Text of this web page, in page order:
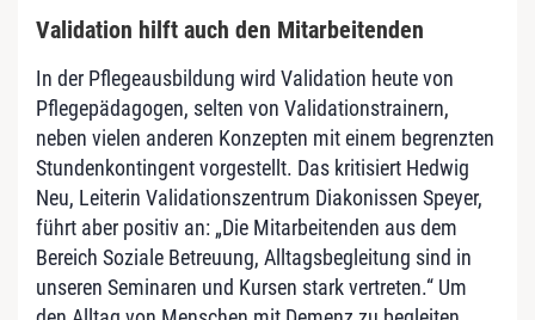
Validation hilft auch den Mitarbeitenden
In der Pflegeausbildung wird Validation heute von
Pflegepädagogen, selten von Validationstrainern,
neben vielen anderen Konzepten mit einem begrenzten
Stundenkontingent vorgestellt. Das kritisiert Hedwig
Neu, Leiterin Validationszentrum Diakonissen Speyer,
führt aber positiv an: „Die Mitarbeitenden aus dem
Bereich Soziale Betreuung, Alltagsbegleitung sind in
unseren Seminaren und Kursen stark vertreten.“ Um